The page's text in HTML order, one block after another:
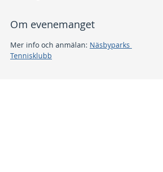
Om evenemanget
Mer info och anmälan: Näsbyparks
Tennisklubb